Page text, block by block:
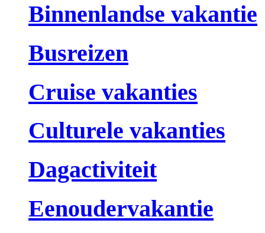
Binnenlandse vakantie
Busreizen
Cruise vakanties
Culturele vakanties
Dagactiviteit
Eenoudervakantie